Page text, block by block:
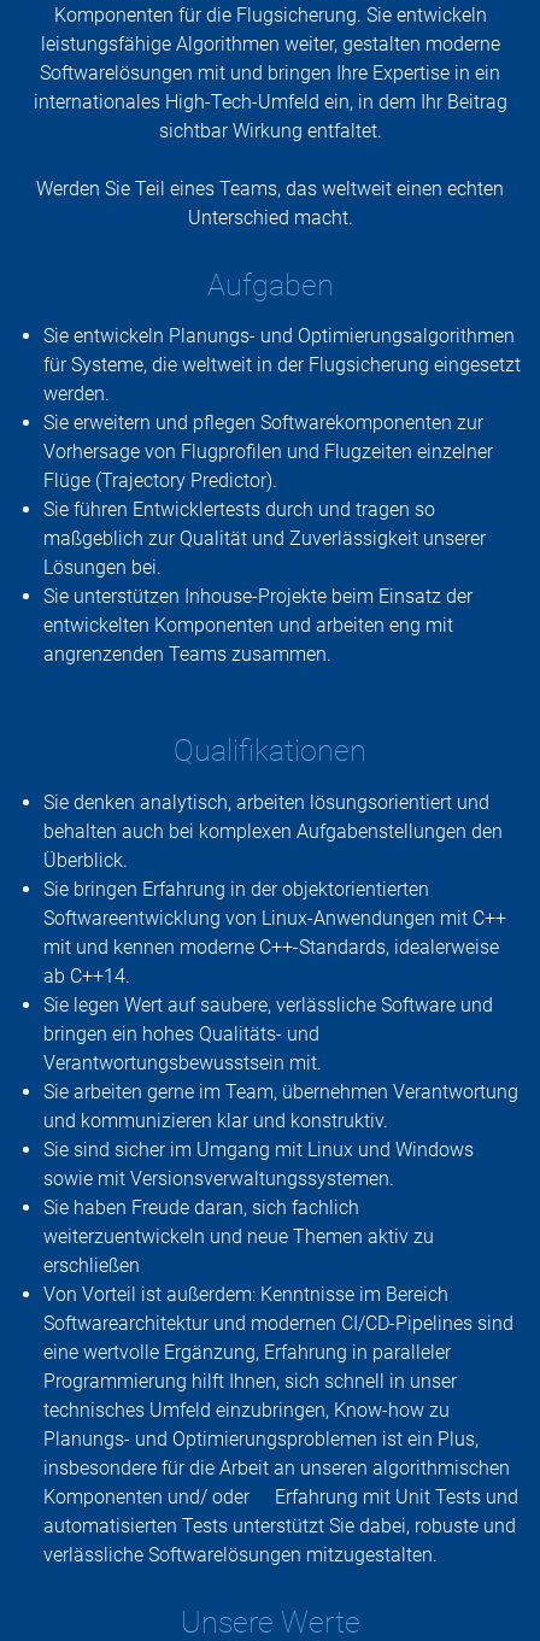
Komponenten für die Flugsicherung. Sie entwickeln
leistungsfähige Algorithmen weiter, gestalten moderne
Softwarelösungen mit und bringen Ihre Expertise in ein
internationales High-Tech-Umfeld ein, in dem Ihr Beitrag
sichtbar Wirkung entfaltet.
Werden Sie Teil eines Teams, das weltweit einen echten
Unterschied macht.
Aufgaben
Sie entwickeln Planungs- und Optimierungsalgorithmen
für Systeme, die weltweit in der Flugsicherung eingesetzt
werden.
Sie erweitern und pflegen Softwarekomponenten zur
Vorhersage von Flugprofilen und Flugzeiten einzelner
Flüge (Trajectory Predictor).
Sie führen Entwicklertests durch und tragen so
maßgeblich zur Qualität und Zuverlässigkeit unserer
Lösungen bei.
Sie unterstützen Inhouse-Projekte beim Einsatz der
entwickelten Komponenten und arbeiten eng mit
angrenzenden Teams zusammen.
Qualifikationen
Sie denken analytisch, arbeiten lösungsorientiert und
behalten auch bei komplexen Aufgabenstellungen den
Überblick.
Sie bringen Erfahrung in der objektorientierten
Softwareentwicklung von Linux-Anwendungen mit C++
mit und kennen moderne C++-Standards, idealerweise
ab C++14.
Sie legen Wert auf saubere, verlässliche Software und
bringen ein hohes Qualitäts- und
Verantwortungsbewusstsein mit.
Sie arbeiten gerne im Team, übernehmen Verantwortung
und kommunizieren klar und konstruktiv.
Sie sind sicher im Umgang mit Linux und Windows
sowie mit Versionsverwaltungssystemen.
Sie haben Freude daran, sich fachlich
weiterzuentwickeln und neue Themen aktiv zu
erschließen
Von Vorteil ist außerdem: Kenntnisse im Bereich
Softwarearchitektur und modernen CI/CD-Pipelines sind
eine wertvolle Ergänzung, Erfahrung in paralleler
Programmierung hilft Ihnen, sich schnell in unser
technisches Umfeld einzubringen, Know-how zu
Planungs- und Optimierungsproblemen ist ein Plus,
insbesondere für die Arbeit an unseren algorithmischen
Komponenten und/ oder
Erfahrung mit Unit Tests und
automatisierten Tests unterstützt Sie dabei, robuste und
verlässliche Softwarelösungen mitzugestalten.
Unsere Werte